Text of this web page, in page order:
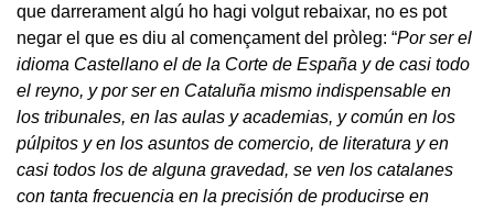
que darrerament algú ho hagi volgut rebaixar, no es pot
negar el que es diu al començament del pròleg: “Por ser el
idioma Castellano el de la Corte de España y de casi todo
el reyno, y por ser en Cataluña mismo indispensable en
los tribunales, en las aulas y academias, y común en los
púlpitos y en los asuntos de comercio, de literatura y en
casi todos los de alguna gravedad, se ven los catalanes
con tanta frecuencia en la precisión de producirse en